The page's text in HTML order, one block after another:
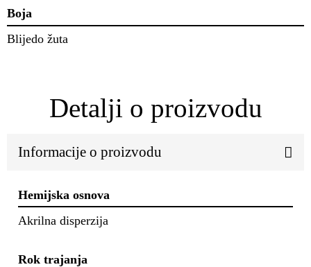
Boja
Blijedo žuta
Detalji o proizvodu
Informacije o proizvodu
Hemijska osnova
Akrilna disperzija
Rok trajanja